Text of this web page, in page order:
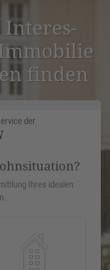
Inter­es­
finden
der
Ihres idealen